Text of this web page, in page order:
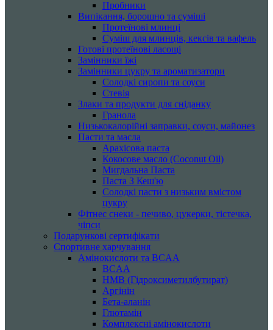
Пробники
Випікання, борошно та суміші
Протеїнові млинці
Суміш для млинців, кексів та вафель
Готові протеїнові ласощі
Замінники їжі
Замінники цукру та ароматизатори
Солодкі сиропи та соуси
Стевія
Злаки та продукти для сніданку
Гранола
Низькокалорійні заправки, соуси, майонез
Пасти та масла
Арахісова паста
Кокосове масло (Coconut Oil)
Мигдальна Паста
Паста З Кеш'ю
Солодкі пасти з низьким вмістом
цукру
Фітнес снеки - печиво, цукерки, тістечка,
чіпси
Подарункові сертифікати
Спортивне харчування
Амінокислоти та BCAA
BCAA
HMB (Гідроксиметилбутират)
Аргінін
Бета-аланін
Глютамін
Комплексні амінокислоти